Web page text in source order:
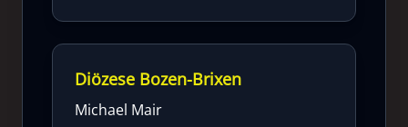
Diözese Bozen-Brixen
Michael Mair